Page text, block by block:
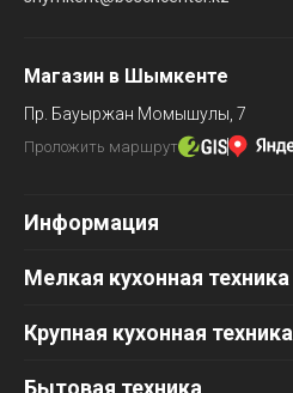
Магазин в Шымкенте
Пр. Бауыржан Момышулы, 7
Проложить маршрут
Информация
Мелкая кухонная техника
Крупная кухонная техника
Бытовая техника